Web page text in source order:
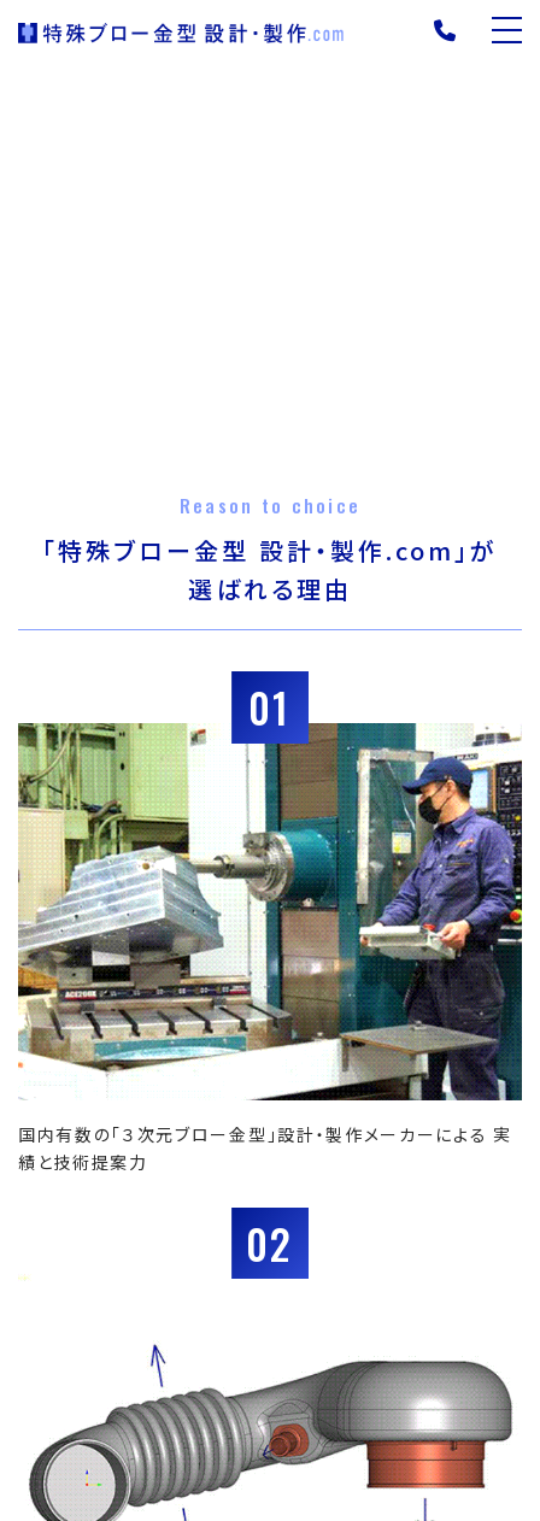
Reason to choice
「特殊ブロー金型 設計・製作.com」が
選ばれる理由
01
国内有数の「３次元ブロー金型」設計・製作メーカーによる 実
績と技術提案力
02